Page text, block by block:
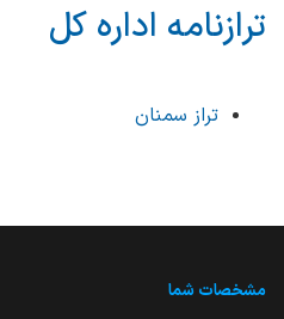
ترازنامه اداره کل
تراز سمنان
مشخصات شما